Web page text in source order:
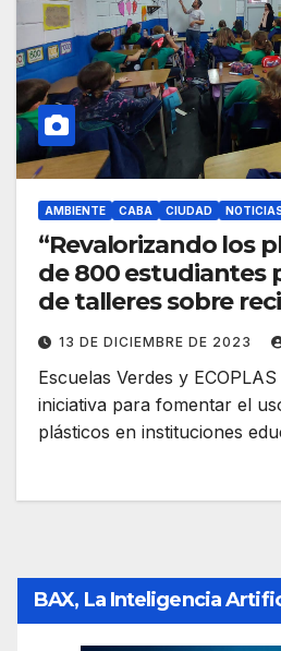
AMBIENTE CABA CIUDAD
“Revalorizando los
de 800 estudiantes
de talleres sobre
conciencia
13 DE DICIEMBRE DE 2023
Escuelas Verdes y
iniciativa para fomentar el
plásticos en instituciones
BAX, La Inteligencia